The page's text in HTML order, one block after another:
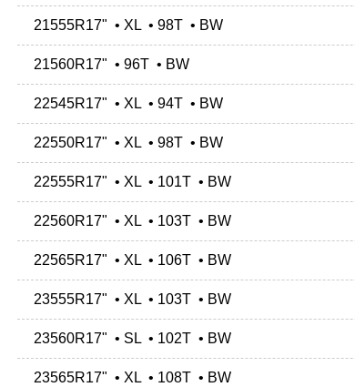
21555R17" • XL • 98T • BW
21560R17" • 96T • BW
22545R17" • XL • 94T • BW
22550R17" • XL • 98T • BW
22555R17" • XL • 101T • BW
22560R17" • XL • 103T • BW
22565R17" • XL • 106T • BW
23555R17" • XL • 103T • BW
23560R17" • SL • 102T • BW
23565R17" • XL • 108T • BW